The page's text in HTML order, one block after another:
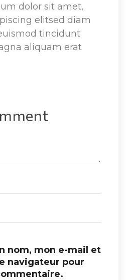
dolor sit amet,
elitsed diam
tincidunt
aliquam erat
nom, mon e-mail et
navigateur pour